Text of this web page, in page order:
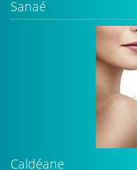
Sanaé
Caldéane